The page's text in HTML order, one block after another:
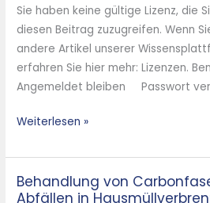
Sie haben keine gültige Lizenz, die
diesen Beitrag zuzugreifen. Wenn
andere Artikel unserer
erfahren Sie hier mehr: Lizenzen.
Angemeldet bleiben Passwort
eine
innovative
Kombination
zur
Reduktion
von
Weiterlesen »
Behandlung von
Abfällen in
Behandlung